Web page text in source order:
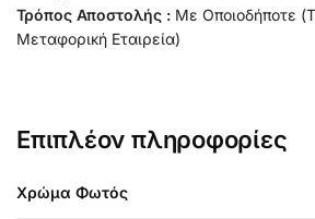
Τρόπος Αποστολής : Με Οποιοδήποτε
Μεταφορική Εταιρεία)
Επιπλέον πληροφορίες
Χρώμα Φωτός